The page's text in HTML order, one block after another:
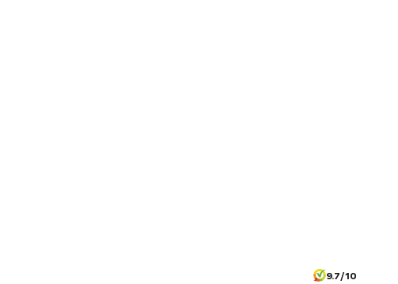
9.7/10